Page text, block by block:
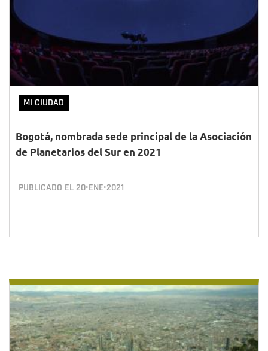
MI CIUDAD
Bogotá, nombrada sede principal de la Asociación
de Planetarios del Sur en 2021
PUBLICADO EL 20•ENE•2021